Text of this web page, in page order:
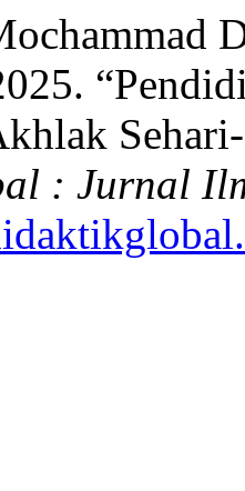
: Jurnal